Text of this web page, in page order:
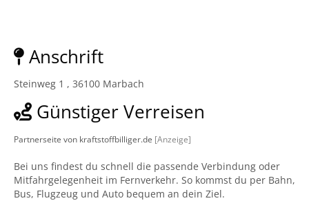
Anschrift
Steinweg 1 , 36100 Marbach
Günstiger Verreisen
Partnerseite von kraftstoffbilliger.de [Anzeige]
Bei uns findest du schnell die passende Verbindung oder
Mitfahrgelegenheit im Fernverkehr. So kommst du per Bahn,
Bus, Flugzeug und Auto bequem an dein Ziel.